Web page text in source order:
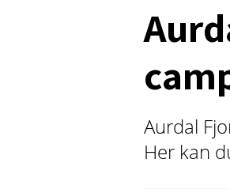
Aurdal
Her kan